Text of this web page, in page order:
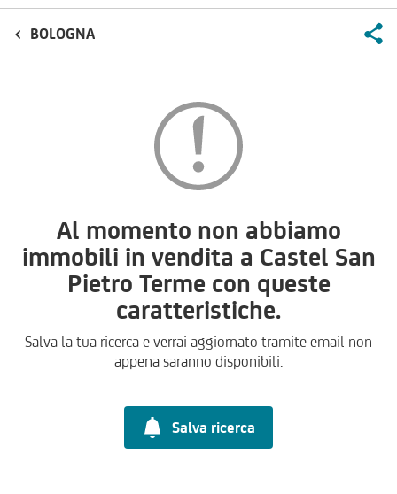
BOLOGNA
Al momento non abbiamo
immobili in vendita a Castel San
Pietro Terme con queste
caratteristiche.
Salva la tua ricerca e verrai aggiornato tramite email non
appena saranno disponibili.
Salva ricerca